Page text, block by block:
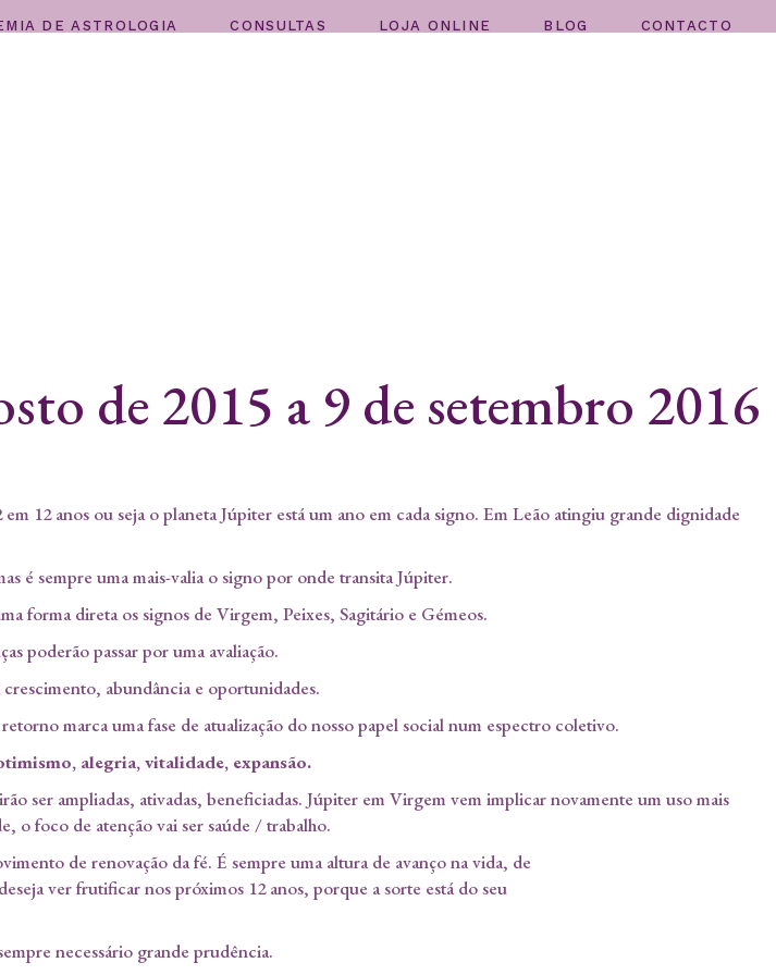
DE ASTROLOGIA CONSULTAS LOJA ONLINE BLOG CONTACTO
de 2015 a 9 de setembro 2016
12 anos ou seja o planeta Júpiter está um ano em cada signo. Em Leão atingiu grande dignidade
é sempre uma mais-valia o signo por onde transita Júpiter.
forma direta os signos de Virgem, Peixes, Sagitário e Gémeos.
poderão passar por uma avaliação.
abundância e oportunidades.
marca uma fase de atualização do nosso papel social num espectro coletivo.
alegria, vitalidade, expansão.
ser ampliadas, ativadas, beneficiadas. Júpiter em Virgem vem implicar novamente um uso mais
o foco de atenção vai ser saúde / trabalho.
de renovação da fé. É sempre uma altura de avanço na vida, de
ver frutificar nos próximos 12 anos, porque a sorte está do seu
necessário grande prudência.